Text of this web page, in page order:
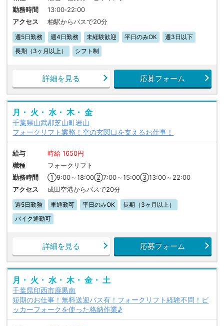
勤務時間
13:00‐22:00
アクセス
柏駅からバスで20分
週5日勤務 週4日勤務 未経験歓迎 平日のみOK
週3日以下
長期（3ヶ月以上）
シフト制
詳細を見る 応募フォーム
月・ 火・ 水・ 木・ 金
千葉県山武郡芝山町岩山
フォークリフト業務！空の玄関口を支えるお仕事！
給与
時給 1650円
職種
フォークリフト
勤務時間
①9:00～18:00②7:00～15:00③13:00～22:00
アクセス
成田空港からバスで20分
週5日勤務 車通勤可 平日のみOK
長期（3ヶ月以上）
バイク通勤可
詳細を見る 応募フォーム
月・ 火・ 水・ 木・ 金・ 土
千葉県印西市鹿黒南
短期のお仕事！無料送迎バス有！フォークリフト経験不問！ピ
ッカーフォークを使った格納作業♪